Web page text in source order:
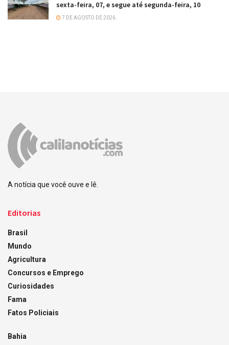
sexta-feira, 07, e segue até segunda-feira, 10
7 DE AGOSTO DE 2026
A notícia que você ouve e lê.
Editorias
Brasil
Mundo
Agricultura
Concursos e Emprego
Curiosidades
Fama
Fatos Policiais
Bahia